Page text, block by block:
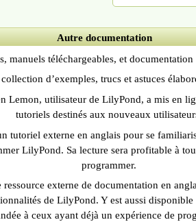
Autre documentation
manuels téléchargeables, et documentation
collection d’exemples, trucs et astuces
Lemon, utilisateur de LilyPond, a mis en
tutoriels destinés aux nouveaux
tutoriel externe en anglais pour se
LilyPond. Sa lecture sera profitable à
programmer.
ressource externe de documentation en
de LilyPond. Y est aussi
à ceux ayant déjà un expérience de